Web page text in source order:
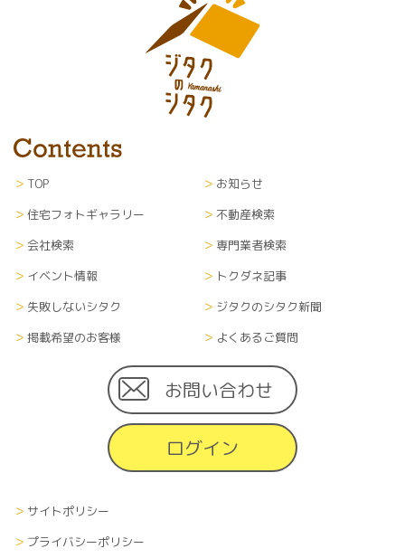
TOP
お知らせ
住宅フォトギャラリー
不動産検索
会社検索
専門業者検索
イベント情報
トクダネ記事
失敗しないシタク
ジタクのシタク新聞
掲載希望のお客様
よくあるご質問
お問い合わせ
ログイン
サイトポリシー
プライバシーポリシー